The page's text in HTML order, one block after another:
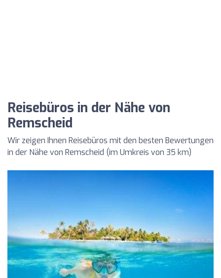
Reisebüros in der Nähe von
Remscheid
Wir zeigen Ihnen Reisebüros mit den besten Bewertungen
in der Nähe von Remscheid (im Umkreis von 35 km)